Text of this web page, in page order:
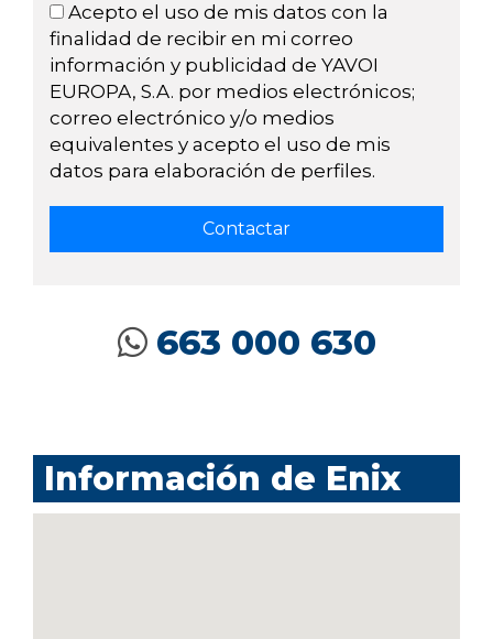
Acepto el uso de mis datos con la
finalidad de recibir en mi correo
información y publicidad de YAVOI
EUROPA, S.A. por medios electrónicos;
correo electrónico y/o medios
equivalentes y acepto el uso de mis
datos para elaboración de perfiles.
663 000 630
Información de Enix